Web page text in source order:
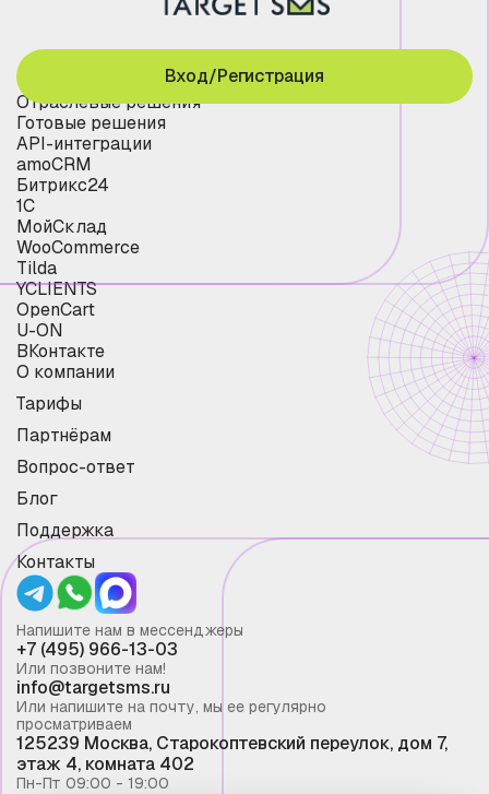
Отраслевые решения
Готовые решения
API-интеграции
amoCRM
Битрикс24
1С
МойСклад
WooCommerce
Tilda
YCLIENTS
OpenCart
U-ON
ВКонтакте
О компании
Тарифы
Партнёрам
Вопрос-ответ
Блог
Поддержка
Контакты
Вход/Регистрация
Напишите нам в мессенджеры
+7 (495) 966-13-03
Или позвоните нам!
info@targetsms.ru
Или напишите на почту, мы ее регулярно
просматриваем
125239 Москва, Старокоптевский переулок, дом 7,
этаж 4, комната 402
Пн-Пт 09:00 - 19:00